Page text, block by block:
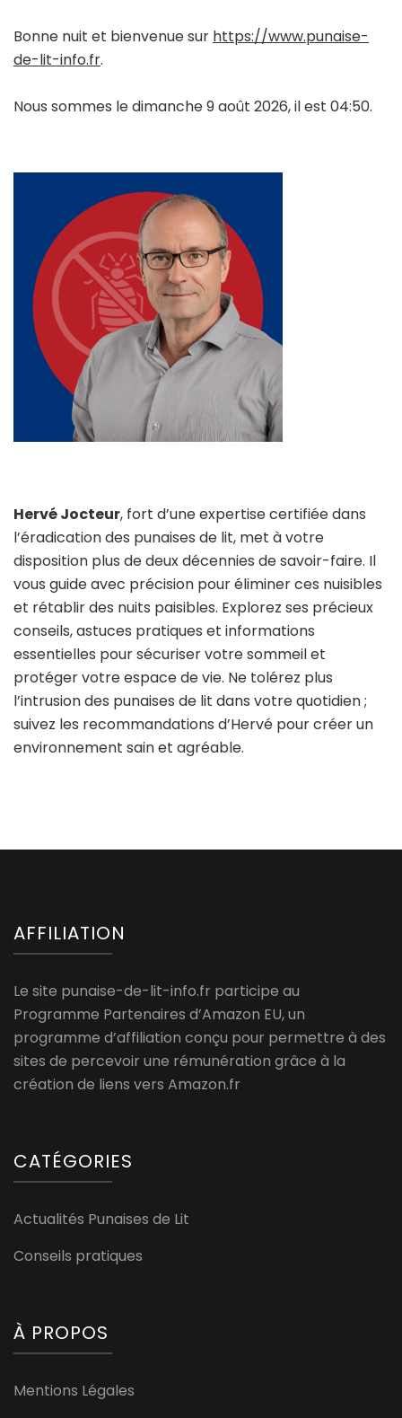
Bonne nuit et bienvenue sur https://www.punaise-
de-lit-info.fr.
Nous sommes le dimanche 9 août 2026, il est 04:50.
Hervé Jocteur, fort d’une expertise certifiée dans
l’éradication des punaises de lit, met à votre
disposition plus de deux décennies de savoir-faire. Il
vous guide avec précision pour éliminer ces nuisibles
et rétablir des nuits paisibles. Explorez ses précieux
conseils, astuces pratiques et informations
essentielles pour sécuriser votre sommeil et
protéger votre espace de vie. Ne tolérez plus
l’intrusion des punaises de lit dans votre quotidien ;
suivez les recommandations d’Hervé pour créer un
environnement sain et agréable.
AFFILIATION
Le site punaise-de-lit-info.fr participe au
Programme Partenaires d’Amazon EU, un
programme d’affiliation conçu pour permettre à des
sites de percevoir une rémunération grâce à la
création de liens vers Amazon.fr
CATÉGORIES
Actualités Punaises de Lit
Conseils pratiques
À PROPOS
Mentions Légales